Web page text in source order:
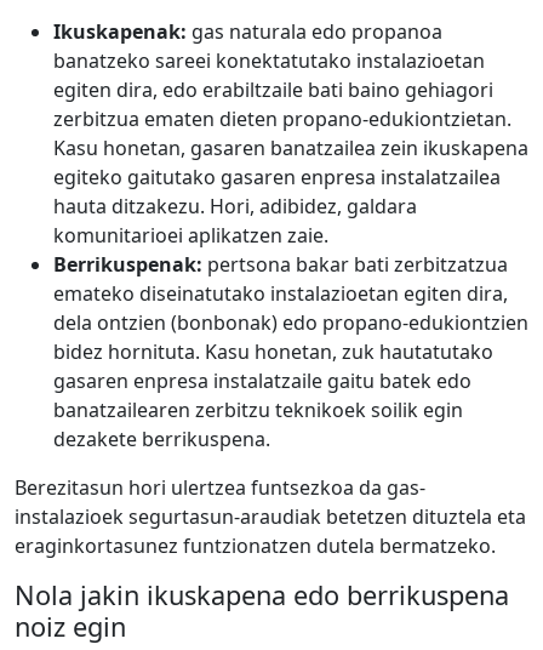
Ikuskapenak: gas naturala edo propanoa
banatzeko sareei konektatutako instalazioetan
egiten dira, edo erabiltzaile bati baino gehiagori
zerbitzua ematen dieten propano-edukiontzietan.
Kasu honetan, gasaren banatzailea zein ikuskapena
egiteko gaitutako gasaren enpresa instalatzailea
hauta ditzakezu. Hori, adibidez, galdara
komunitarioei aplikatzen zaie.
Berrikuspenak: pertsona bakar bati zerbitzatzua
emateko diseinatutako instalazioetan egiten dira,
dela ontzien (bonbonak) edo propano-edukiontzien
bidez hornituta. Kasu honetan, zuk hautatutako
gasaren enpresa instalatzaile gaitu batek edo
banatzailearen zerbitzu teknikoek soilik egin
dezakete berrikuspena.
Berezitasun hori ulertzea funtsezkoa da gas-
instalazioek segurtasun-araudiak betetzen dituztela eta
eraginkortasunez funtzionatzen dutela bermatzeko.
Nola jakin ikuskapena edo berrikuspena
noiz egin